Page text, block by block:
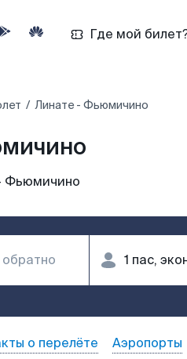
Где мой
Линате - Фьюмичино
Фьюмичино
о перелёте Аэропорты